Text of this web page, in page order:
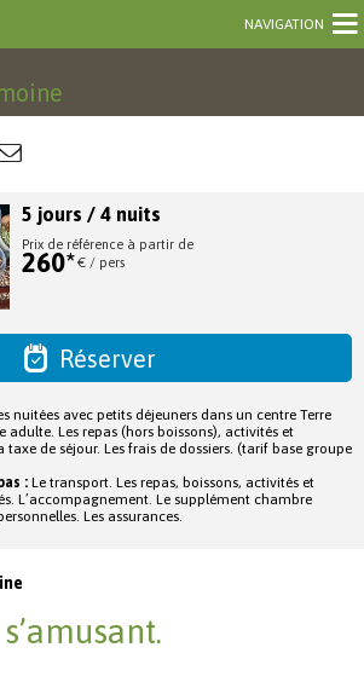
NAVIGATION
5 jours / 4 nuits
Prix de référence à partir de
260*€ / pers
Réserver
nuitées avec petits déjeuners dans un centre Terre
adulte. Les repas (hors boissons), activités et
de séjour. Les frais de dossiers. (tarif base groupe
: Le transport. Les repas, boissons, activités et
L’accompagnement. Le supplément chambre
Les assurances.